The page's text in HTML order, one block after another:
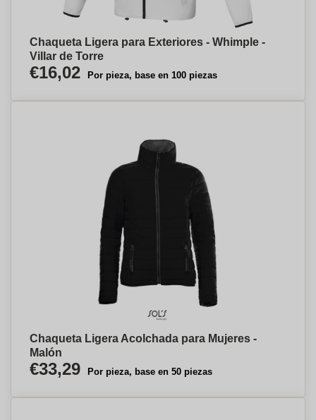
Chaqueta Ligera para Exteriores - Whimple -
Villar de Torre
€16,02 Por pieza, base en 100 piezas
Chaqueta Ligera Acolchada para Mujeres -
Malón
€33,29 Por pieza, base en 50 piezas